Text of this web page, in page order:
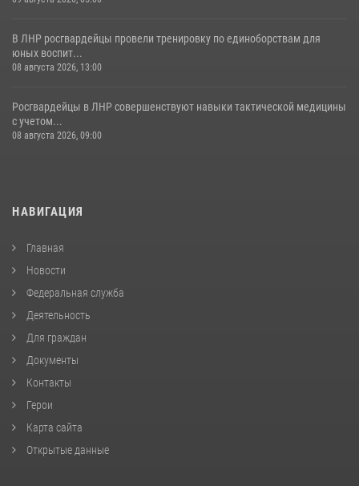
В ЛНР росгвардейцы провели тренировку по единоборствам для
юных воспит...
08 августа 2026, 13:00
Росгвардейцы в ЛНР совершенствуют навыки тактической медицины
с учетом...
08 августа 2026, 09:00
НАВИГАЦИЯ
Главная
Новости
Федеральная служба
Деятельность
Для граждан
Документы
Контакты
Герои
Карта сайта
Открытые данные